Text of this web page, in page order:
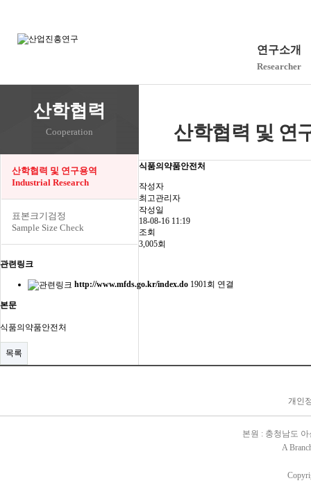
연구소개
Researcher
산학협력
Cooperation
산학협력 및 연구용역
Industrial Research
표본크기검정
Sample Size Check
산학협력 및 연
식품의약품안전처
작성자
최고관리자
작성일
18-08-16 11:19
조회
3,005회
관련링크
http://www.mfds.go.kr/index.do 1901회 연결
본문
식품의약품안전처
목록
개인
본원 : 충청남도
A